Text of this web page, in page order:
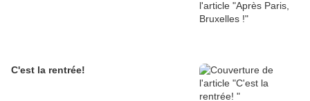
C'est la rentrée!